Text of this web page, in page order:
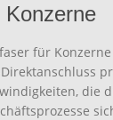
Konzerne
für
die